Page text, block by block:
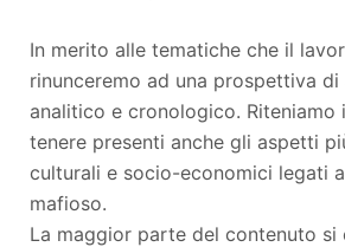
In merito alle tematiche che il
rinunceremo ad una prospettiva
analitico e cronologico. Riteniamo
tenere presenti anche gli aspetti
culturali e socio-economici legati
mafioso.
La maggior parte del contenuto si